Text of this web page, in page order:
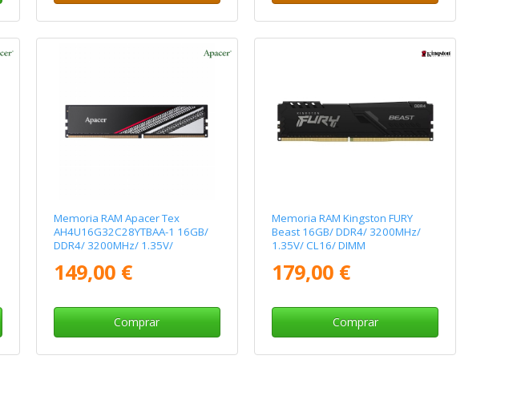
Memoria RAM Apacer Tex
AH4U16G32C28YTBAA-1 16GB/
DDR4/ 3200MHz/ 1.35V/
149,00 €
Comprar
Memoria RAM Kingston FURY
Beast 16GB/ DDR4/ 3200MHz/
1.35V/ CL16/ DIMM
179,00 €
Comprar